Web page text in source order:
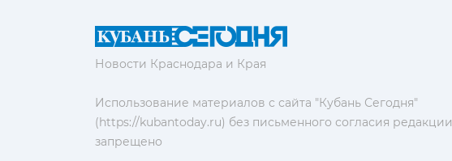
Новости Краснодара и Края
Использование материалов с сайта "Кубань Сегодня"
(https://kubantoday.ru) без письменного согласия редакции
запрещено